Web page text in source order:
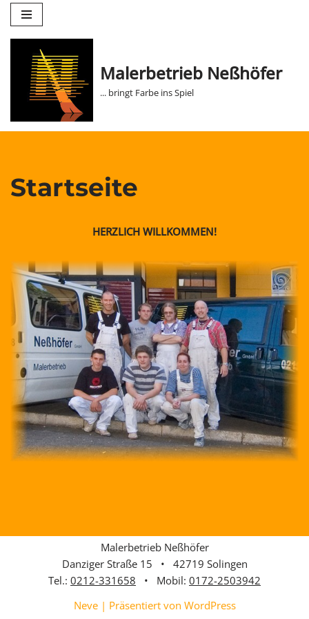
Zum
Inhalt
springen
Malerbetrieb Neßhöfer
... bringt Farbe ins Spiel
Startseite
HERZLICH WILLKOMMEN!
Malerbetrieb Neßhöfer
Danziger Straße 15 • 42719 Solingen
Tel.: 0212-331658 • Mobil: 0172-2503942
Neve| Präsentiert von WordPress